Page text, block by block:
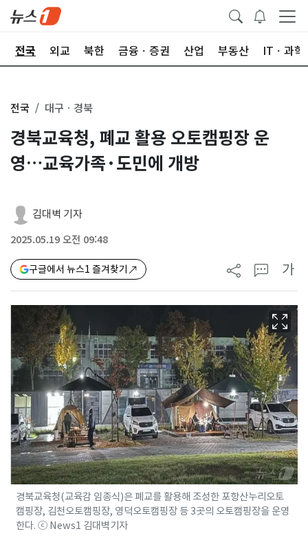
전국 외교 북한 금융ㆍ증권 산업 부동산 ITㆍ과학
전국 대구ㆍ경북
경북교육청, 폐교 활용 오토캠핑장 운
영…교육가족·도민에 개방
김대벽 기자
2025.05.19 오전 09:48
구글에서 뉴스1 즐겨찾기 가
경북교육청(교육감 임종식)은 폐교를 활용해 조성한 포항산누리오토
캠핑장, 김천오토캠핑장, 영덕오토캠핑장 등 3곳의 오토캠핑장을 운영
한다. ⓒ News1 김대벽기자